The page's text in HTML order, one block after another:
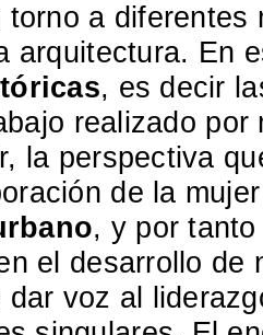
a diferentes
En
, es decir
realizado por
la perspectiva
de la
, y por
el desarrollo de
voz al